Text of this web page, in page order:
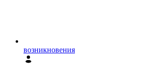
возникновения